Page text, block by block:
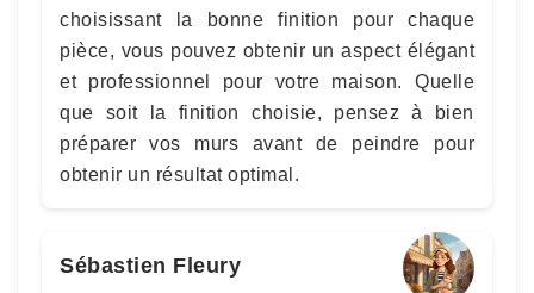
choisissant la bonne finition pour chaque
pièce, vous pouvez obtenir un aspect élégant
et professionnel pour votre maison. Quelle
que soit la finition choisie, pensez à bien
préparer vos murs avant de peindre pour
obtenir un résultat optimal.
Sébastien Fleury